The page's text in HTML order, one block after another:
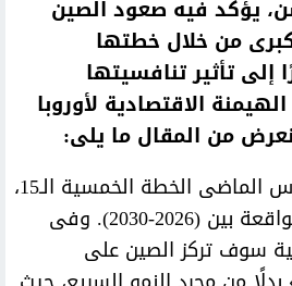
يؤكد فيه صعود الصين
كبرى من خلال خطتها
مشيرًا إلى تأثير تنافسيتها
الاقتصادية لأوروبا
نعرض من المقال ما يلى:
اعتمدت الصين فى مارس الماضى الخطة الخمسية الـ15،
والتى تغطى الفترة الواقعة بين (2026-2030). وفى
سوف تركز الصين على